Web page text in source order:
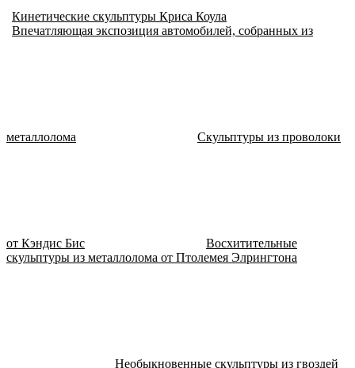
Кинетические скульптуры Криса Коула
Впечатляющая экспозиция автомобилей, собранных из
металлолома Скульптуры из проволоки
от Кэндис Бис
Восхитительные
скульптуры из металлолома от Птолемея Элрингтона
Необыкновенные скульптуры из гвоздей